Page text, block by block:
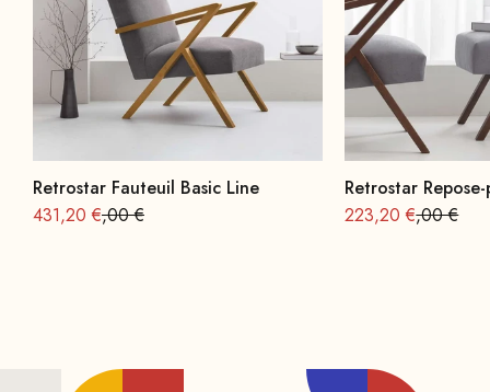
Retrostar Fauteuil Basic Line
Offre à partir de
431,20 €Prix normal : 539
,00 €
Retrostar
Offre à partir de
223,20 €Prix
,00 €